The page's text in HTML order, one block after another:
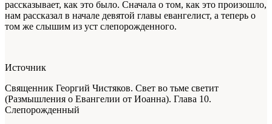
рассказывает, как это было. Сначала о том, как это произошло,
нам рассказал в начале девятой главы евангелист, а теперь о
том же слышим из уст слепорожденного.
Источник
Священник Георгий Чистяков. Свет во тьме светит
(Размышления о Евангелии от Иоанна). Глава 10.
Слепорожденный